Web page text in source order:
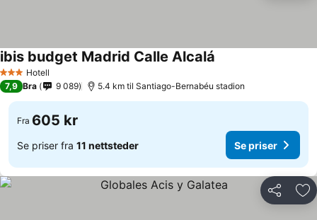
3 StjernerHotell
ibis budget Madrid Calle Alcalá
7,9 Bra 9 089 5.4 km til Santiago-Bernabéu stadion
Fra 605 kr
Se priser fra 11 nettsteder Se priser
Del